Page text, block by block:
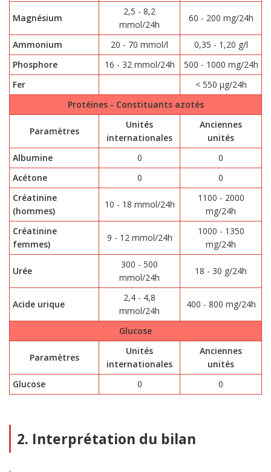
Magnésium
2,5 - 8,2
mmol/24h
60 - 200 mg/24h
Ammonium 20 - 70 mmol/l
0,35 - 1,20 g/l
Phosphore
16 - 32 mmol/24h
500 - 1000 mg/24h
Fer
< 550 μg/24h
Protéines - Constituants azotés
Paramètres
Unités
internationales
Anciennes
unités
Albumine
0
0
Acétone
0
0
Créatinine
(hommes)
10 - 18 mmol/24h
1100 - 2000
mg/24h
Créatinine
femmes)
9 - 12 mmol/24h
1000 - 1350
mg/24h
Urée
300 - 500
mmol/24h
18 - 30 g/24h
Acide urique
2,4 - 4,8
mmol/24h
400 - 800 mg/24h
Glucose
Paramètres
Unités
internationales
Anciennes
unités
Glucose
0 0
2. Interprétation du bilan